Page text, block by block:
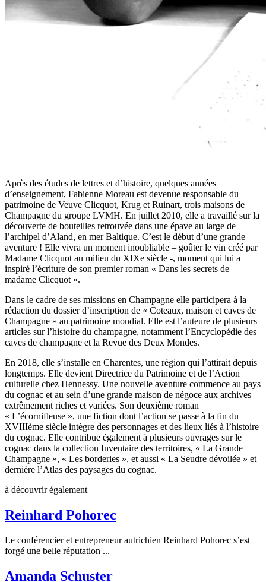
Après des études de lettres et d’histoire, quelques années
d’enseignement, Fabienne Moreau est devenue responsable du
patrimoine de Veuve Clicquot, Krug et Ruinart, trois maisons de
Champagne du groupe LVMH. En juillet 2010, elle a travaillé sur la
découverte de bouteilles retrouvée dans une épave au large de
l’archipel d’Aland, en mer Baltique. C’est le début d’une grande
aventure ! Elle vivra un moment inoubliable – goûter le vin créé par
Madame Clicquot au milieu du XIXe siècle -, moment qui lui a
inspiré l’écriture de son premier roman « Dans les secrets de
madame Clicquot ».
Dans le cadre de ses missions en Champagne elle participera à la
rédaction du dossier d’inscription de « Coteaux, maison et caves de
Champagne » au patrimoine mondial. Elle est l’auteure de plusieurs
articles sur l’histoire du champagne, notamment l’Encyclopédie des
caves de champagne et la Revue des Deux Mondes.
En 2018, elle s’installe en Charentes, une région qui l’attirait depuis
longtemps. Elle devient Directrice du Patrimoine et de l’Action
culturelle chez Hennessy. Une nouvelle aventure commence au pays
du cognac et au sein d’une grande maison de négoce aux archives
extrêmement riches et variées. Son deuxième roman
« L’écornifleuse », une fiction dont l’action se passe à la fin du
XVIIIème siècle intègre des personnages et des lieux liés à l’histoire
du cognac. Elle contribue également à plusieurs ouvrages sur le
cognac dans la collection Inventaire des territoires, « La Grande
Champagne », « Les borderies », et aussi « La Seudre dévoilée » et
dernière l’Atlas des paysages du cognac.
à découvrir également
Reinhard Pohorec
Le conférencier et entrepreneur autrichien Reinhard Pohorec s’est
forgé une belle réputation ...
Amanda Schuster